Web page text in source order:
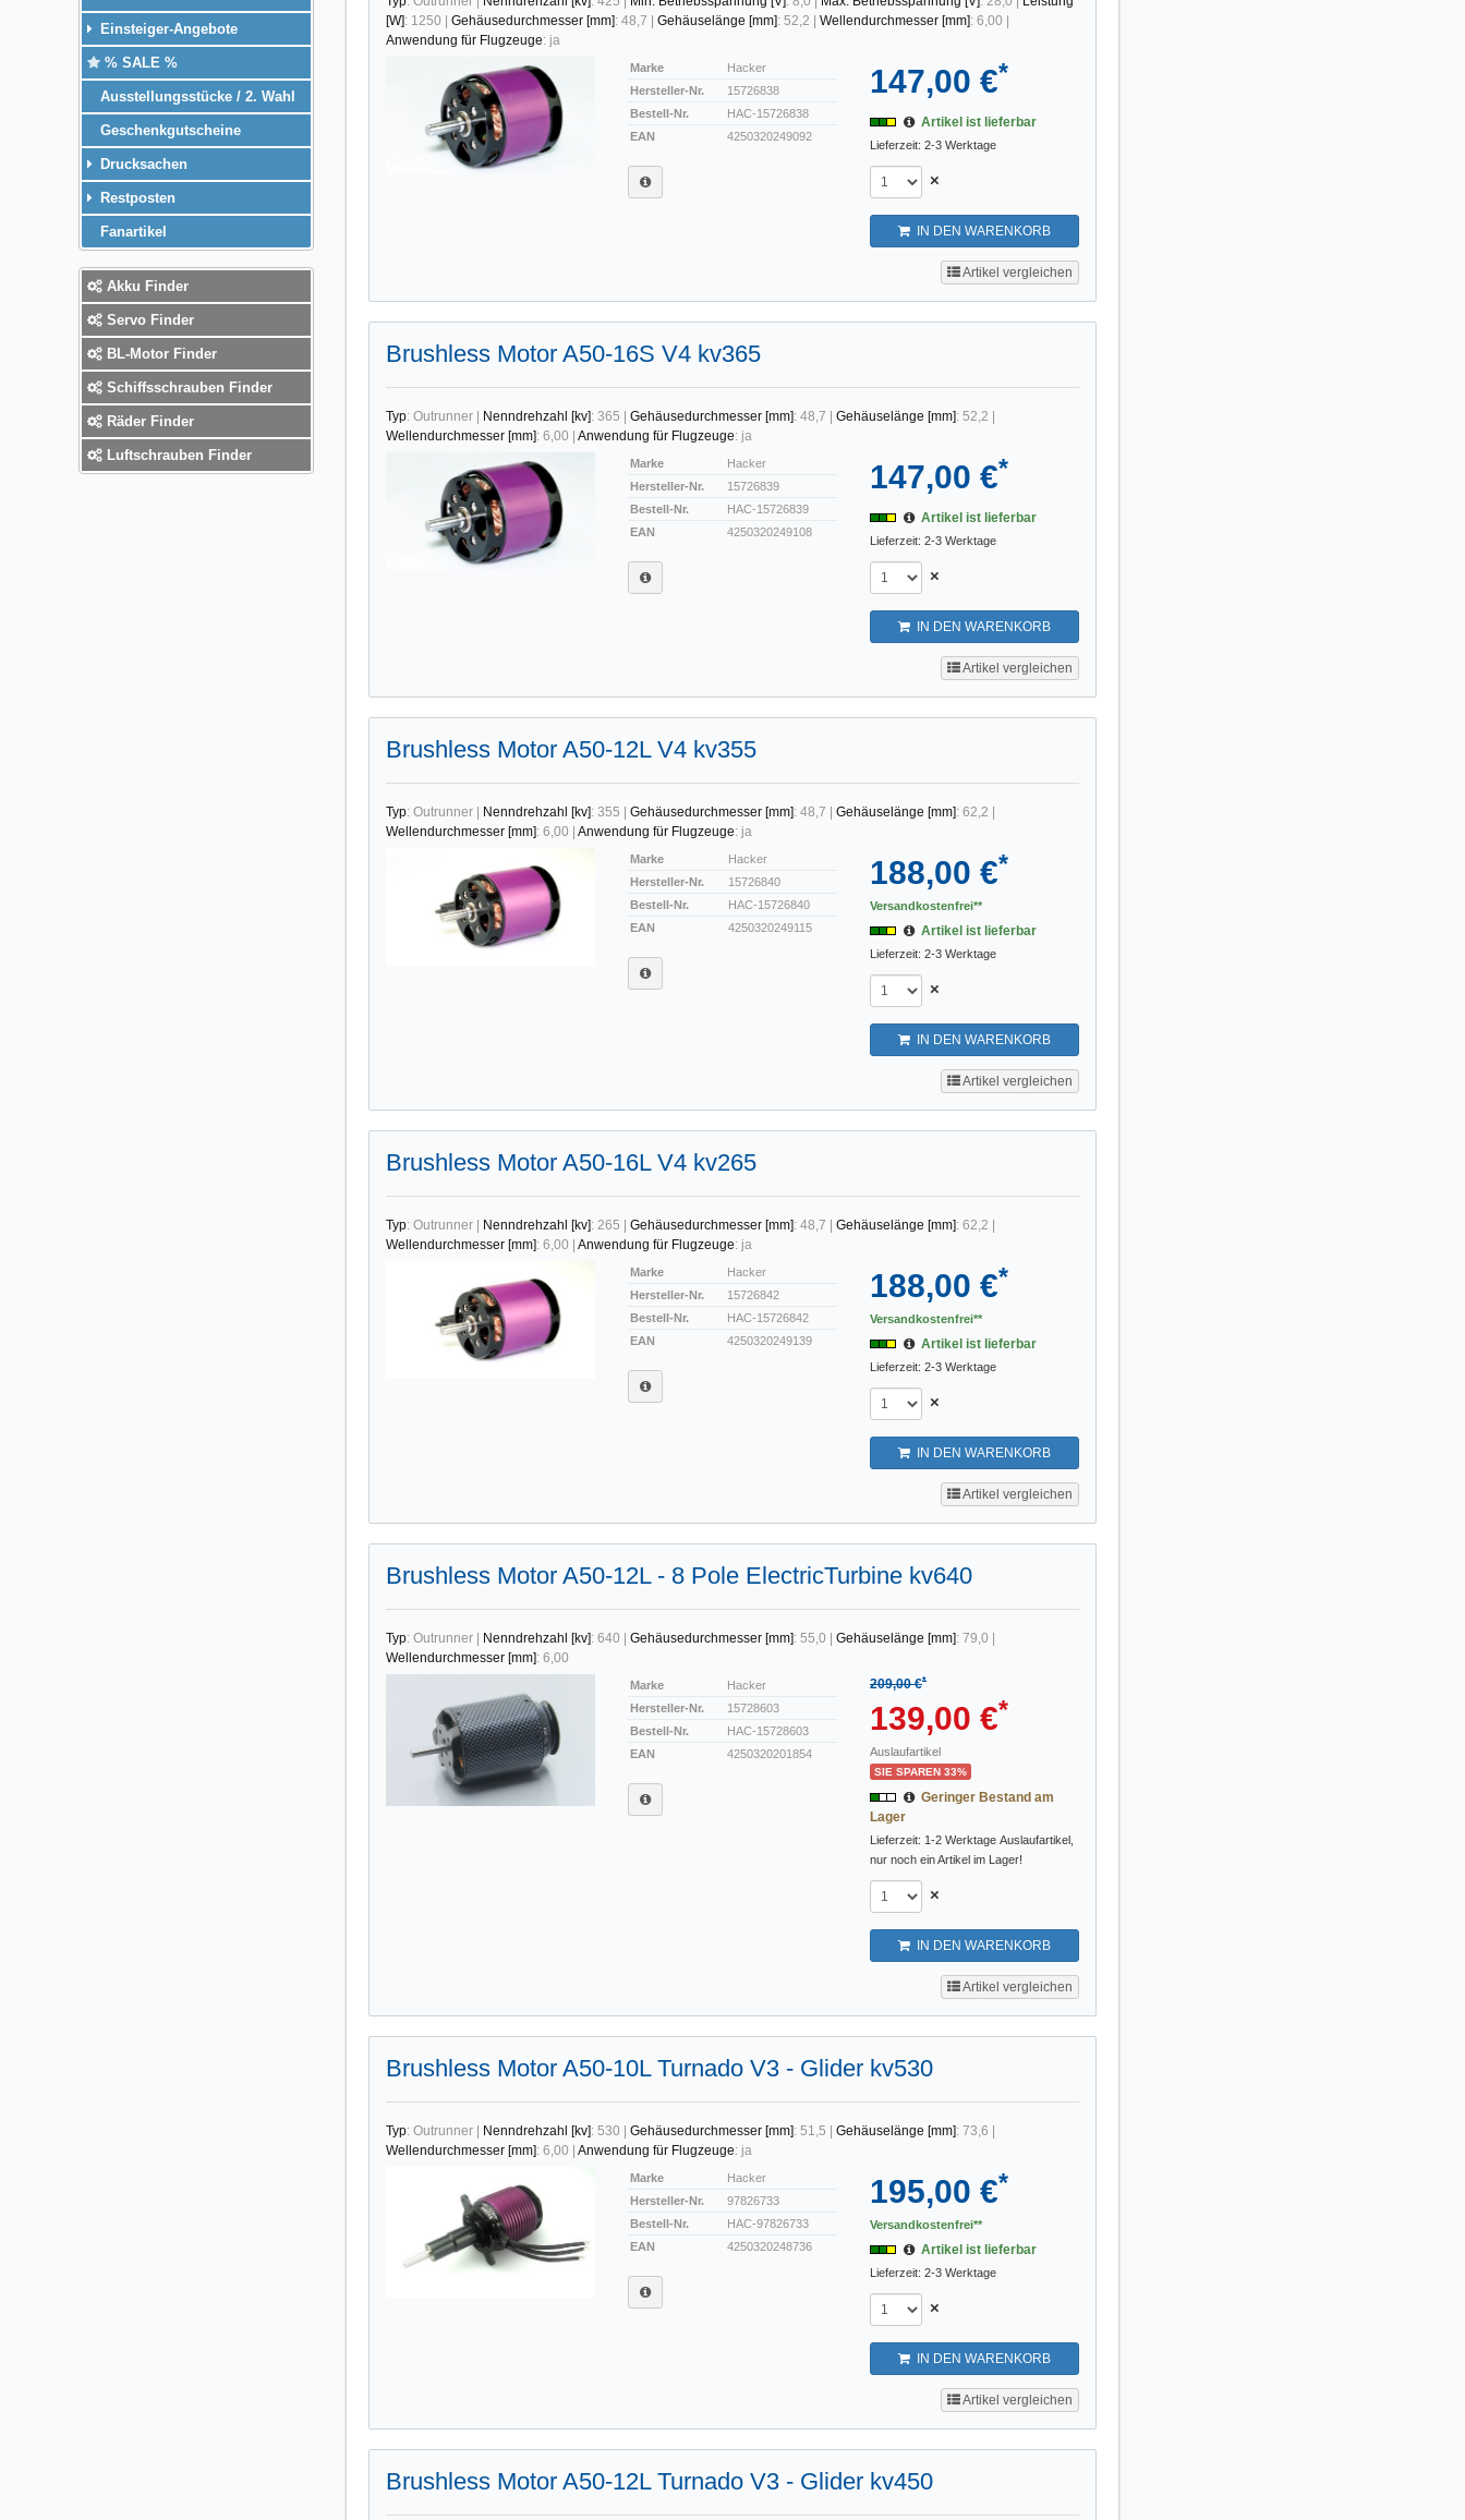
[W]: 1250 Gehäusedurchmesser [mm]: 48,7 Gehäuselänge [mm]: 52,2 Wellendurchmesser [mm]: 6,00
Anwendung für Flugzeuge: ja
Marke
Hacker
Hersteller-Nr.
15726838
Bestell-Nr.
HAC-15726838
EAN
4250320249092
147,00 €*
Artikel ist lieferbar
Lieferzeit: 2-3 Werktage
×
IN DEN WARENKORB
Artikel vergleichen
Brushless Motor A50-16S V4 kv365
Typ: Outrunner Nenndrehzahl [kv]: 365 Gehäusedurchmesser [mm]: 48,7 Gehäuselänge [mm]: 52,2
Wellendurchmesser [mm]: 6,00 Anwendung für Flugzeuge: ja
Marke
Hacker
Hersteller-Nr.
15726839
Bestell-Nr.
HAC-15726839
EAN
4250320249108
147,00 €*
Artikel ist lieferbar
Lieferzeit: 2-3 Werktage
×
IN DEN WARENKORB
Artikel vergleichen
Brushless Motor A50-12L V4 kv355
Typ: Outrunner Nenndrehzahl [kv]: 355 Gehäusedurchmesser [mm]: 48,7 Gehäuselänge [mm]: 62,2
Wellendurchmesser [mm]: 6,00 Anwendung für Flugzeuge: ja
Marke
Hacker
Hersteller-Nr.
15726840
Bestell-Nr.
HAC-15726840
EAN
4250320249115
188,00 €*
Versandkostenfrei**
Artikel ist lieferbar
Lieferzeit: 2-3 Werktage
×
IN DEN WARENKORB
Artikel vergleichen
Brushless Motor A50-16L V4 kv265
Typ: Outrunner Nenndrehzahl [kv]: 265 Gehäusedurchmesser [mm]: 48,7 Gehäuselänge [mm]: 62,2
Wellendurchmesser [mm]: 6,00 Anwendung für Flugzeuge: ja
Marke
Hacker
Hersteller-Nr.
15726842
Bestell-Nr.
HAC-15726842
EAN
4250320249139
188,00 €*
Versandkostenfrei**
Artikel ist lieferbar
Lieferzeit: 2-3 Werktage
×
IN DEN WARENKORB
Artikel vergleichen
Brushless Motor A50-12L - 8 Pole ElectricTurbine kv640
Typ: Outrunner Nenndrehzahl [kv]: 640 Gehäusedurchmesser [mm]: 55,0 Gehäuselänge [mm]: 79,0
Wellendurchmesser [mm]: 6,00
Marke
Hacker
Hersteller-Nr.
15728603
Bestell-Nr.
HAC-15728603
EAN
4250320201854
209,00 €*
139,00 €*
Auslaufartikel
SIE SPAREN 33%
Geringer Bestand am
Lager
Lieferzeit: 1-2 Werktage Auslaufartikel,
nur noch ein Artikel im Lager!
×
IN DEN WARENKORB
Artikel vergleichen
Brushless Motor A50-10L Turnado V3 - Glider kv530
Typ: Outrunner Nenndrehzahl [kv]: 530 Gehäusedurchmesser [mm]: 51,5 Gehäuselänge [mm]: 73,6
Wellendurchmesser [mm]: 6,00 Anwendung für Flugzeuge: ja
Marke
Hacker
Hersteller-Nr.
97826733
Bestell-Nr.
HAC-97826733
EAN
4250320248736
195,00 €*
Versandkostenfrei**
Artikel ist lieferbar
Lieferzeit: 2-3 Werktage
×
IN DEN WARENKORB
Artikel vergleichen
Brushless Motor A50-12L Turnado V3 - Glider kv450
Einsteiger-Angebote
% SALE %
Ausstellungsstücke / 2. Wahl
Geschenkgutscheine
Drucksachen
Restposten
Fanartikel
Akku Finder
Servo Finder
BL-Motor Finder
Schiffsschrauben Finder
Räder Finder
Luftschrauben Finder